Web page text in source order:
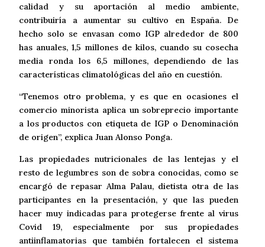
calidad y su aportación al medio ambiente,
contribuiría a aumentar su cultivo en España. De
hecho solo se envasan como IGP alrededor de 800
has anuales, 1,5 millones de kilos, cuando su cosecha
media ronda los 6,5 millones, dependiendo de las
características climatológicas del año en cuestión.
“Tenemos otro problema, y es que en ocasiones el
comercio minorista aplica un sobreprecio importante
a los productos con etiqueta de IGP o Denominación
de origen”, explica Juan Alonso Ponga.
Las propiedades nutricionales de las lentejas y el
resto de legumbres son de sobra conocidas, como se
encargó de repasar Alma Palau, dietista otra de las
participantes en la presentación, y que las pueden
hacer muy indicadas para protegerse frente al virus
Covid 19, especialmente por sus propiedades
antiinflamatorias que también fortalecen el sistema